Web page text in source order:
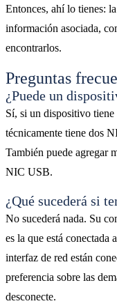
Entonces, ahí lo tienes:
información asociada,
encontrarlos.
Preguntas
¿Puede un
Sí, si un dispositivo
técnicamente tiene dos
También puede agregar
NIC USB.
¿Qué sucederá si
No sucederá nada. Su
es la que está conectada
interfaz de red están
preferencia sobre las
desconecte.